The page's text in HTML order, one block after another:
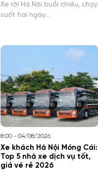
Xe rời Hà Nội buổi chiều, chạy
suốt hai ngày…
8:00 - 04/08/2026
Xe khách Hà Nội Móng Cái:
Top 5 nhà xe dịch vụ tốt,
giá vé rẻ 2026